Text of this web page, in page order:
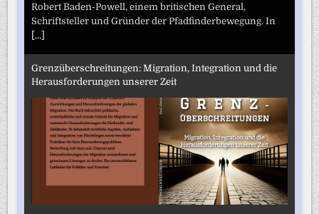
Robert Baden-Powell, einem britischen General,
Schriftsteller und Gründer der Pfadfinderbewegung. In
[...]
Grenzüberschreitungen: Migration, Integration und die
Herausforderungen unserer Zeit